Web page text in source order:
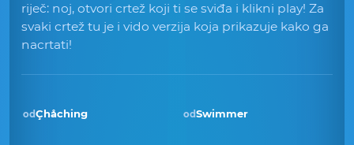
riječ: noj, otvori crtež koji ti se sviđa i klikni play! Za
svaki crtež tu je i vido verzija koja prikazuje kako ga
nacrtati!
Pobjednik · lis 2025
odÇhåching odSwimmer